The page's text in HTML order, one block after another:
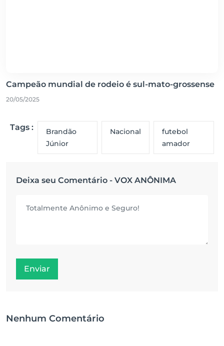
Campeão mundial de rodeio é sul-mato-grossense
20/05/2025
Tags :
Brandão
Júnior
Nacional
futebol
amador
Deixa seu Comentário - VOX ANÔNIMA
Enviar
Nenhum Comentário